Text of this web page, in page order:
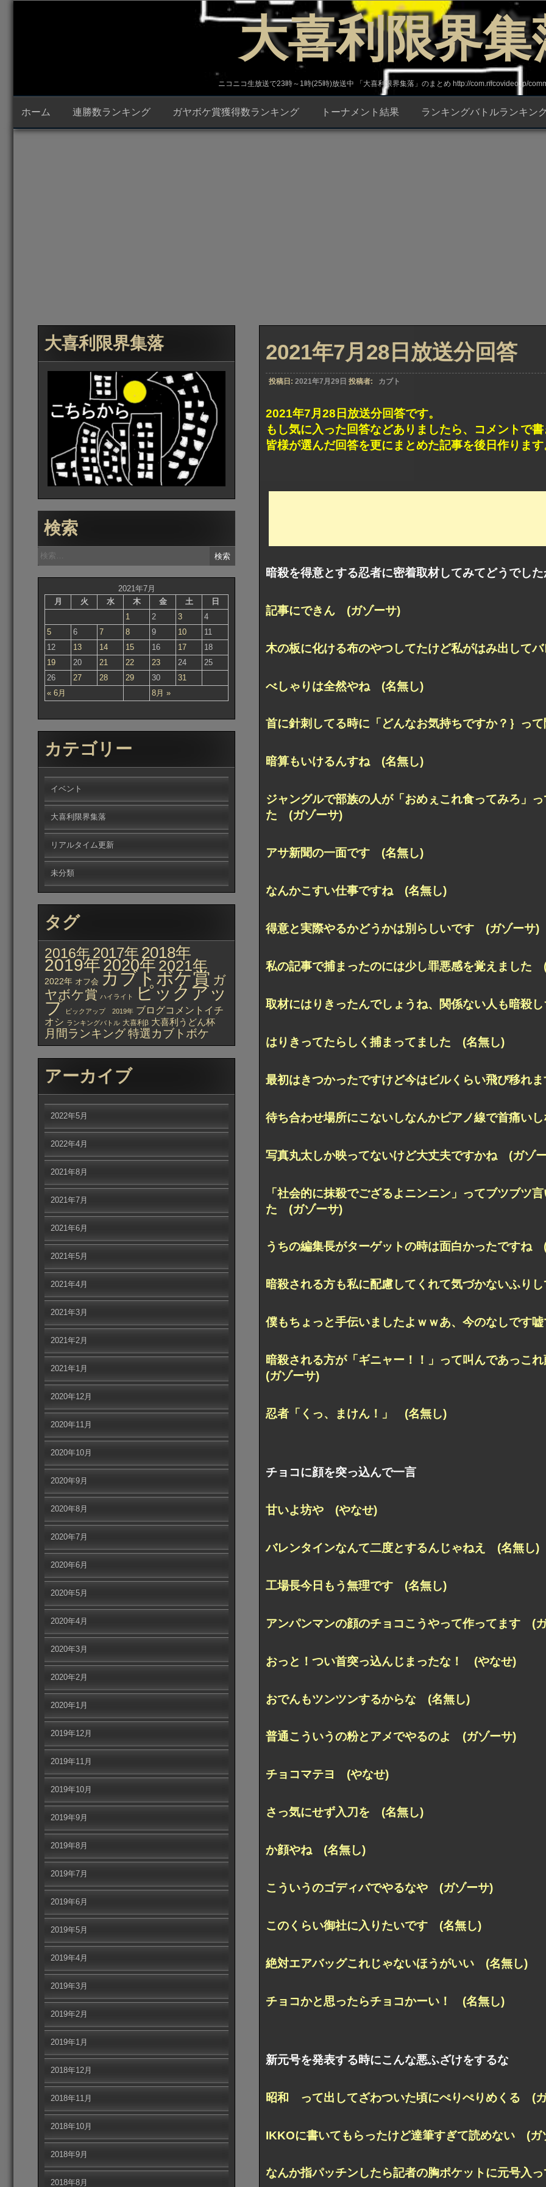
プ
大喜利限界集
ニコニコ生放送で23時～1時(25時)放送中 「大喜利限界集落」のまとめ http://com.nicovideo.jp/
ホーム 連勝数ランキング ガヤボケ賞獲得数ランキング トーナメント結果 ランキングバトルランキン
2021年7月28日放送分回答
投稿日: 2021年7月29日 投稿者: カブト
2021年7月28日放送分回答です。
もし気に入った回答などありましたら、コメントで
皆様が選んだ回答を更にまとめた記事を後日作ります
暗殺を得意とする忍者に密着取材してみてどうでした
記事にできん (ガゾーサ)
木の板に化ける布のやつしてたけど私がはみ出して
べしゃりは全然やね (名無し)
首に針刺してる時に「どんなお気持ちですか？｝っ
暗算もいけるんすね (名無し)
ジャングルで部族の人が「おめぇこれ食ってみろ」
た (ガゾーサ)
アサ新聞の一面です (名無し)
なんかこすい仕事ですね (名無し)
得意と実際やるかどうかは別らしいです (ガゾーサ)
私の記事で捕まったのには少し罪悪感を覚えました
取材にはりきったんでしょうね、関係ない人も暗殺
はりきってたらしく捕まってました (名無し)
最初はきつかったですけど今はビルくらい飛び移れ
待ち合わせ場所にこないしなんかピアノ線で首痛い
写真丸太しか映ってないけど大丈夫ですかね (ガゾ
「社会的に抹殺でござるよニンニン」ってブツブツ
た (ガゾーサ)
うちの編集長がターゲットの時は面白かったですね
暗殺される方も私に配慮してくれて気づかないふり
僕もちょっと手伝いましたよｗｗあ、今のなしです
暗殺される方が「ギニャー！！」って叫んであっ
(ガゾーサ)
忍者「くっ、まけん！」 (名無し)
チョコに顔を突っ込んで一言
甘いよ坊や (やなせ)
バレンタインなんて二度とするんじゃねえ (名無し)
工場長今日もう無理です (名無し)
アンパンマンの顔のチョコこうやって作ってます (
おっと！つい首突っ込んじまったな！ (やなせ)
おでんもツンツンするからな (名無し)
普通こういうの粉とアメでやるのよ (ガゾーサ)
チョコマテヨ (やなせ)
さっ気にせず入刀を (名無し)
か顔やね (名無し)
こういうのゴディバでやるなや (ガゾーサ)
このくらい御社に入りたいです (名無し)
絶対エアバッグこれじゃないほうがいい (名無し)
チョコかと思ったらチョコかーい！ (名無し)
新元号を発表する時にこんな悪ふざけをするな
昭和 って出してざわついた頃にぺりぺりめくる (
IKKOに書いてもらったけど達筆すぎて読めない (ガ
なんか指パッチンしたら記者の胸ポケットに元号入
大喜利限界集落
検索
検
索:
2021年7月
月
火 水 木 金 土 日
« 6月 8月 »
1 2 3
4
5
6 7 8 9 10
11
12
13 14 15 16 17
18
19
20 21 22 23 24
25
26
27 28 29 30 31
カテゴリー
イベント
大喜利限界集落
リアルタイム更新
未分類
タグ
2016年 2017年 2018年
2019年2020年 2021年
2022年 オフ会 カブトボケ賞 ガ
ヤボケ賞 ハイライト ピックアッ
プ ピックアップ 2019年 ブログコメントイチ
オシ ランキングバトル 大喜利β 大喜利うどん杯
月間ランキング特選カブトボケ
アーカイブ
2022年5月
2022年4月
2021年8月
2021年7月
2021年6月
2021年5月
2021年4月
2021年3月
2021年2月
2021年1月
2020年12月
2020年11月
2020年10月
2020年9月
2020年8月
2020年7月
2020年6月
2020年5月
2020年4月
2020年3月
2020年2月
2020年1月
2019年12月
2019年11月
2019年10月
2019年9月
2019年8月
2019年7月
2019年6月
2019年5月
2019年4月
2019年3月
2019年2月
2019年1月
2018年12月
2018年11月
2018年10月
2018年9月
2018年8月